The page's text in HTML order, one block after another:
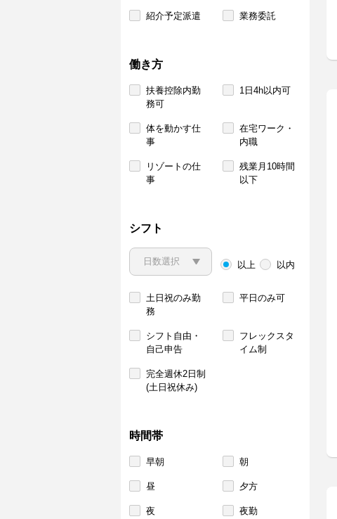
紹介予定派遣 業務委託
働き方
扶養控除内勤
務可
1日4h以内可
体を動かす仕
事
在宅ワーク・
内職
リゾートの仕
事
残業月10時間
以下
シフト
以上 以内
土日祝のみ勤
務
平日のみ可
シフト自由・
自己申告
フレックスタ
イム制
完全週休2日制
(土日祝休み)
時間帯
早朝 朝
昼 夕方
夜 夜勤